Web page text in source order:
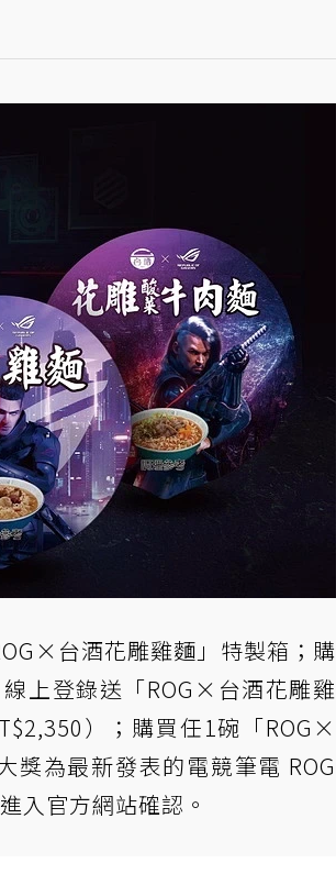
台酒花雕雞麵」特製箱；購
上登錄送「ROG×台酒花雕雞
）；購買任1碗「ROG×
獎為最新發表的電競筆電 ROG
進入官方網站確認。